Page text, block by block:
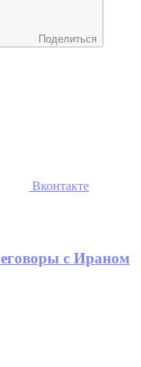
Поделиться
Вконтакте
с Ираном